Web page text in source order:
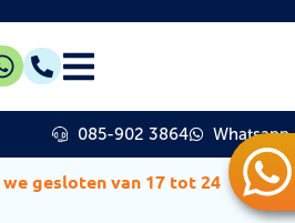
085-902 3864 Whatsapp
gesloten van 17 tot 24